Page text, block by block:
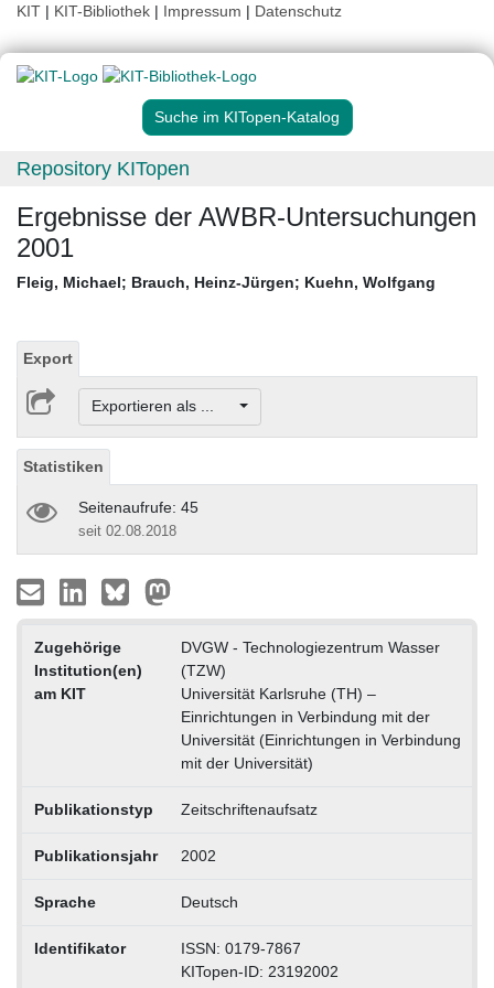
KIT | KIT-Bibliothek | Impressum | Datenschutz
Suche im KITopen-Katalog
Repository KITopen
Ergebnisse der AWBR-Untersuchungen
2001
Fleig, Michael; Brauch, Heinz-Jürgen; Kuehn, Wolfgang
Export
Exportieren als ...
Statistiken
Seitenaufrufe: 45
seit 02.08.2018
Zugehörige
Institution(en)
am KIT
DVGW - Technologiezentrum Wasser
(TZW)
Universität Karlsruhe (TH) –
Einrichtungen in Verbindung mit der
Universität (Einrichtungen in Verbindung
mit der Universität)
Publikationstyp Zeitschriftenaufsatz
Publikationsjahr 2002
Sprache Deutsch
Identifikator
ISSN: 0179-7867
KITopen-ID: 23192002